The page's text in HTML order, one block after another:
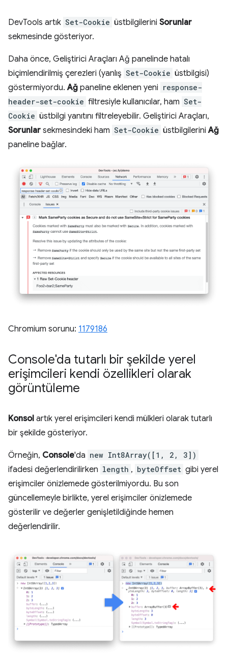
DevTools artık Set-Cookie üstbilgilerini Sorunlar
sekmesinde gösteriyor.
Daha önce, Geliştirici Araçları Ağ panelinde hatalı
biçimlendirilmiş çerezleri (yanlış Set-Cookie üstbilgisi)
göstermiyordu.Ağ paneline eklenen yeni response-
header-set-cookie filtresiyle kullanıcılar, ham Set-
Cookie üstbilgi yanıtını filtreleyebilir. Geliştirici Araçları,
Sorunlar sekmesindeki ham Set-Cookie üstbilgileriniAğ
paneline bağlar.
Chromium sorunu: 1179186
Console'da tutarlı bir şekilde yerel
erişimcileri kendi özellikleri olarak
görüntüleme
Konsol artık yerel erişimcileri kendi mülkleri olarak tutarlı
bir şekilde gösteriyor.
Örneğin, Console'da new Int8Array([1, 2, 3])
ifadesi değerlendirilirken length , byteOffset gibi yerel
erişimciler önizlemede gösterilmiyordu. Bu son
güncellemeyle birlikte, yerel erişimciler önizlemede
gösterilir ve değerler genişletildiğinde hemen
değerlendirilir.